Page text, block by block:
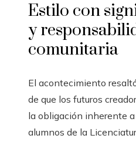
Estilo con
y
comunitaria
El acontecimiento
de que los futuros
la obligación inherente a
alumnos de la